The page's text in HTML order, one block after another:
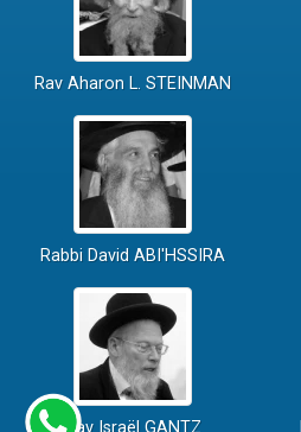
Rav Aharon L. STEINMAN
Rabbi David ABI'HSSIRA
Rav Israël GANTZ